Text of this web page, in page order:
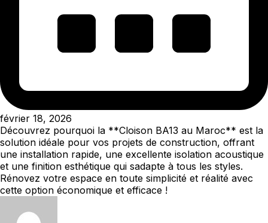
février 18, 2026
Découvrez pourquoi la **Cloison BA13 au Maroc** est la
solution idéale pour vos projets de construction, offrant
une installation rapide, une excellente isolation acoustique
et une finition esthétique qui sadapte à tous les styles.
Rénovez votre espace en toute simplicité et réalité avec
cette option économique et efficace !